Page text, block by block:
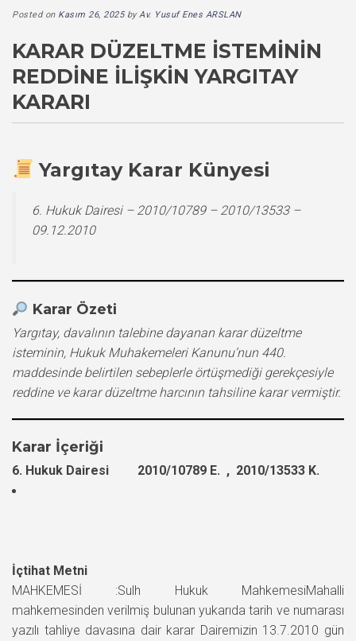
Posted on Kasım 26, 2025byAv. Yusuf Enes ARSLAN
KARAR DÜZELTME İSTEMININ
REDDINE İLIŞKIN YARGITAY
KARARI
Yargıtay Karar Künyesi
6. Hukuk Dairesi – 2010/10789 – 2010/13533 –
09.12.2010
Karar Özeti
Yargıtay, davalının talebine dayanan karar düzeltme
isteminin, Hukuk Muhakemeleri Kanunu’nun 440.
maddesinde belirtilen sebeplerle örtüşmediği gerekçesiyle
reddine ve karar düzeltme harcının tahsiline karar vermiştir.
Karar İçeriği
6. Hukuk Dairesi 2010/10789 E. , 2010/13533 K.
İçtihat Metni
MAHKEMESİ :Sulh Hukuk MahkemesiMahalli
mahkemesinden verilmiş bulunan yukarıda tarih ve numarası
yazılı tahliye davasına dair karar Dairemizin 13.7.2010 gün